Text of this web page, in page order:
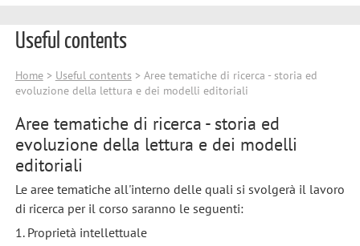
Useful contents
Home> Useful contents > Aree tematiche di ricerca - storia ed
evoluzione della lettura e dei modelli editoriali
Aree tematiche di ricerca - storia ed
evoluzione della lettura e dei modelli
editoriali
Le aree tematiche all'interno delle quali si svolgerà il lavoro
di ricerca per il corso saranno le seguenti:
1. Proprietà intellettuale